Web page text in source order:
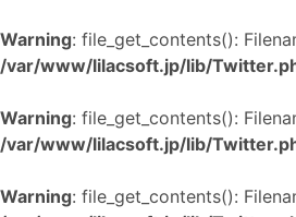
Warning: file_get_contents():
/var/www/lilacsoft.jp/lib/
Warning: file_get_contents():
/var/www/lilacsoft.jp/lib/
Warning: file_get_contents():